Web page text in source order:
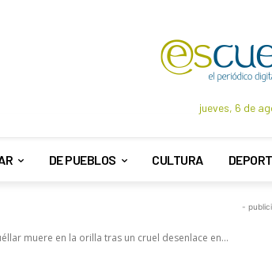
jueves, 6 de
DE PUEBLOS CULTURA
-
muere en la orilla tras un cruel desenlace en...